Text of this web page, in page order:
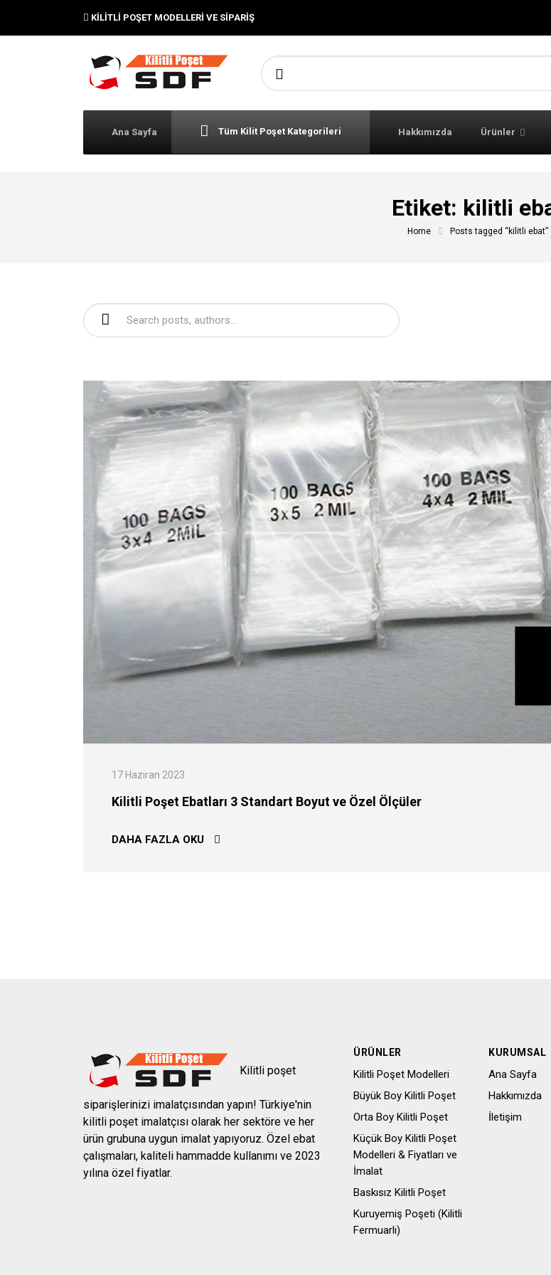
KILITLI POŞET MODELLERI VE SIPARIŞ
Şunu ara:
Ana Sayfa Tüm Kilit Poşet Kategorileri Hakkımızda Ürünler
Etiket: kilitli
Home Posts tagged “kilitli ebat”
Şunu ara:
17 Haziran 2023
Kilitli Poşet Ebatları 3 Standart Boyut ve Özel Ölçüler
DAHA FAZLA OKU KILITLI POŞET EBATLARI 3 STANDART BOYUT VE ÖZEL ÖLÇÜLER
Kilitli poşet
siparişlerinizi imalatçısından yapın! Türkiye'nin
kilitli poşet imalatçısı olarak her sektöre ve her
ürün grubuna uygun imalat yapıyoruz. Özel ebat
çalışmaları, kaliteli hammadde kullanımı ve 2023
yılına özel fiyatlar.
ÜRÜNLER
Kilitli Poşet Modelleri
Büyük Boy Kilitli Poşet
Orta Boy Kilitli Poşet
Küçük Boy Kilitli Poşet
Modelleri & Fiyatları ve
İmalat
Baskısız Kilitli Poşet
Kuruyemiş Poşeti (Kilitli
Fermuarlı)
KURUMSAL
Ana Sayfa
Hakkımızda
İletişim